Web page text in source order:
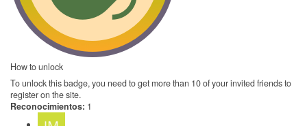
How to unlock
To unlock this badge, you need to get more than 10 of your invited friends to
register on the site.
Reconocimientos: 1